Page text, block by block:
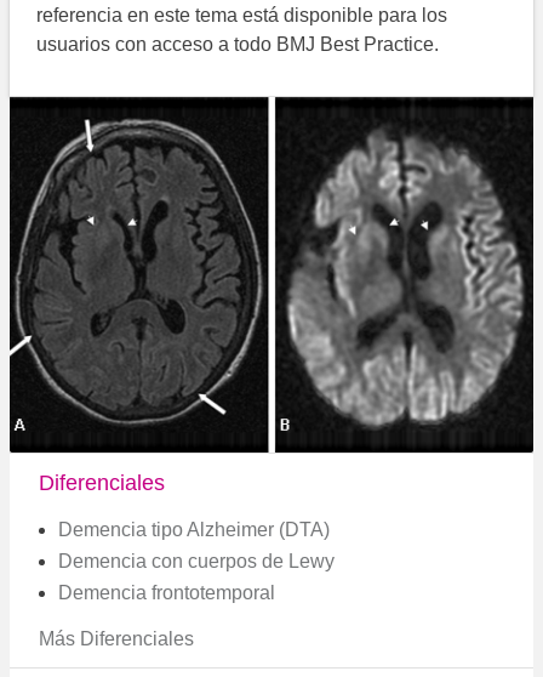
referencia en este tema está disponible para los
usuarios con acceso a todo BMJ Best Practice.
Diferenciales
Demencia tipo Alzheimer (DTA)
Demencia con cuerpos de Lewy
Demencia frontotemporal
Más Diferenciales